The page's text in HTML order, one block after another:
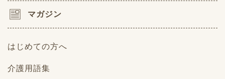
マガジン
はじめての方へ
介護用語集